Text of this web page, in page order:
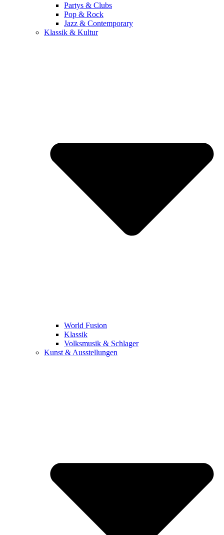
Partys & Clubs
Pop & Rock
Jazz & Contemporary
Klassik & Kultur
World Fusion
Klassik
Volksmusik & Schlager
Kunst & Ausstellungen